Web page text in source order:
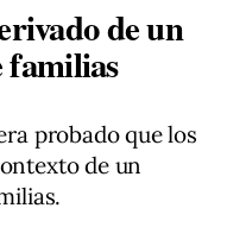
de un
probado que los
de un